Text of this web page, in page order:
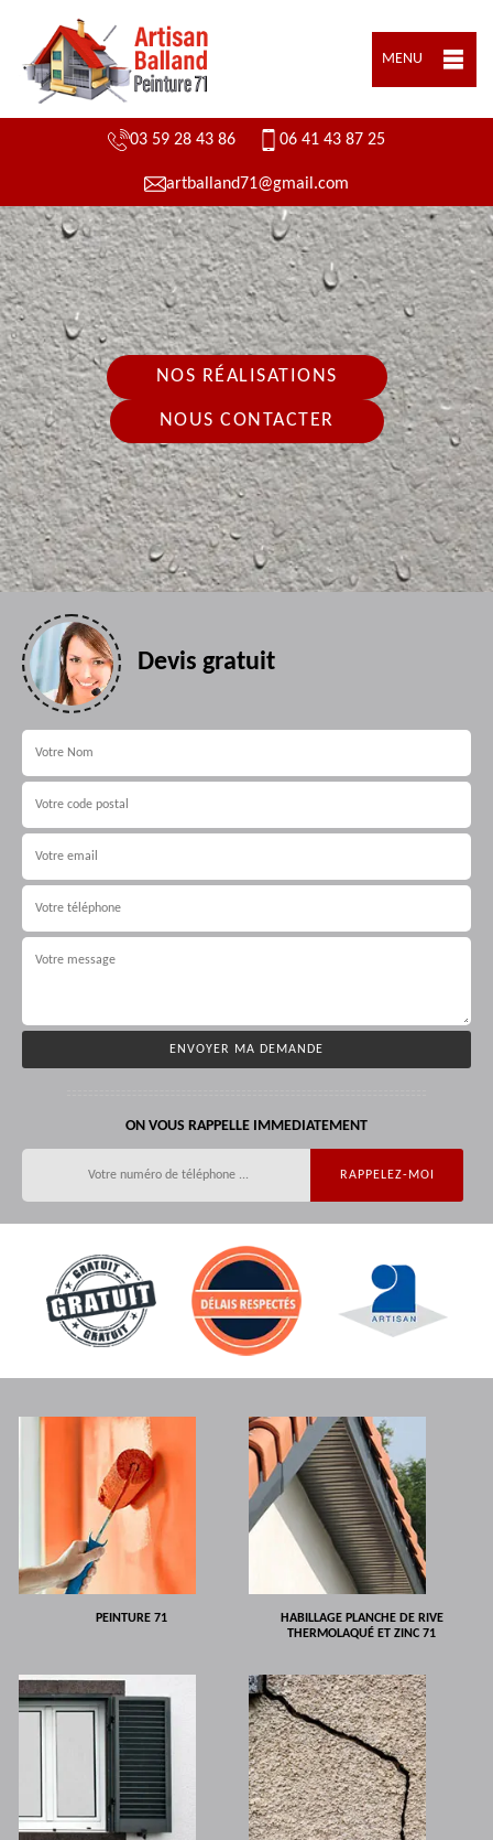
MENU
03 59 28 43 86 06 41 43 87 25
artballand71@gmail.com
NOS RÉALISATIONS
NOUS CONTACTER
Devis gratuit
ON VOUS RAPPELLE IMMEDIATEMENT
PEINTURE 71
HABILLAGE PLANCHE DE RIVE
THERMOLAQUÉ ET ZINC 71